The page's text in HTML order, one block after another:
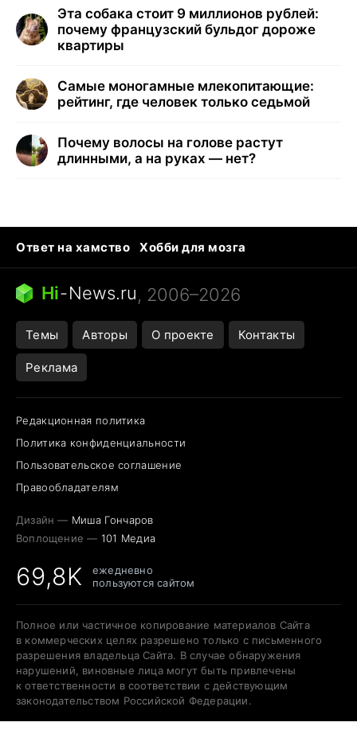
Эта собака стоит 9 миллионов рублей:
почему французский бульдог дороже
квартиры
Самые моногамные млекопитающие:
рейтинг, где человек только седьмой
Почему волосы на голове растут
длинными, а на руках — нет?
Ответ на хамство
Хобби для мозга
Бензин 100 vs 95
Тунцы в океанариуме
Следующая пандемия
Hi-News.ru, 2006–2026
Темы Авторы О проекте Контакты
Реклама
Редакционная политика
Политика конфиденциальности
Пользовательское соглашение
Правообладателям
Дизайн — Миша Гончаров
Воплощение — 101 Медиа
69,8K
ежедневно
пользуются сайтом
Полное или частичное копирование материалов Сайта
в коммерческих целях разрешено только с письменного
разрешения владельца Сайта. В случае обнаружения
нарушений, виновные лица могут быть привлечены
к ответственности в соответствии с действующим
законодательством Российской Федерации.